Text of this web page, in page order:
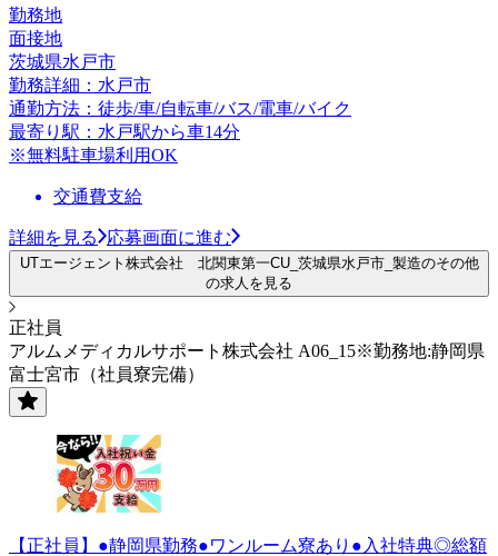
勤務地
面接地
茨城県水戸市
勤務詳細：水戸市
通勤方法：徒歩/車/自転車/バス/電車/バイク
最寄り駅：水戸駅から車14分
※無料駐車場利用OK
交通費支給
詳細を見る 応募画面に進む
UTエージェント株式会社 北関東第一CU_茨城県水戸市_製造のその他
の求人を見る
正社員
アルムメディカルサポート株式会社 A06_15※勤務地:静岡県
富士宮市（社員寮完備）
【正社員】●静岡県勤務●ワンルーム寮あり●入社特典◎総額